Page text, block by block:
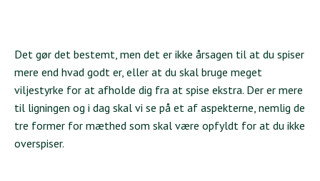
Det gør det bestemt, men det er ikke årsagen til at du spiser
mere end hvad godt er, eller at du skal bruge meget
viljestyrke for at afholde dig fra at spise ekstra. Der er mere
til ligningen og i dag skal vi se på et af aspekterne, nemlig de
tre former for mæthed som skal være opfyldt for at du ikke
overspiser.